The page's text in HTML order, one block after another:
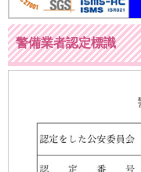
警備業者認定標識